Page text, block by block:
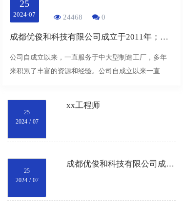
25
2024-07 24468 0
成都优俊和科技有限公司成⽴于2011年；是⼀家从事⼯业⾃动化产品及 其配套产品销售的贸易公司。
公司⾃成⽴以来，⼀直服务于中⼤型制造⼯⼚，多年
来积累了丰富的资源和经验。公司⾃成⽴以来⼀直秉
⼾，多年来取得客⼾的⼀致好评。 成都优俊和科技有
限公司于2
25
2024 / 07
xx工程师
25
2024 / 07
成都优俊和科技有限公司成⽴于2011年；是⼀家从事⼯业⾃动化产品及 其配套产品销售的贸易公司。